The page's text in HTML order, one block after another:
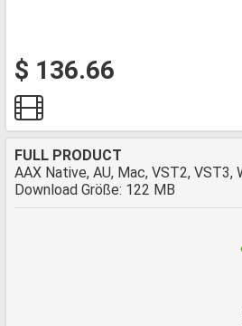
$ 136.66
FULL PRODUCT
AAX Native, AU, Mac, VST2, VST3,
Download Größe: 122 MB